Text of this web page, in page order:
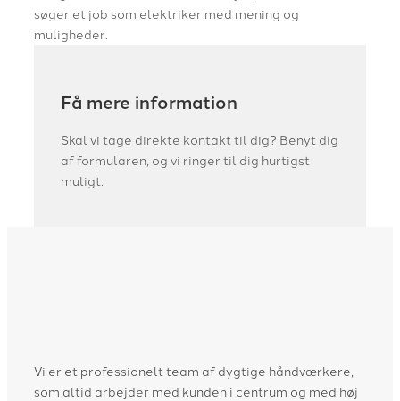
søger et job som elektriker med mening og
muligheder.
Få mere information
Skal vi tage direkte kontakt til dig? Benyt dig
af formularen, og vi ringer til dig hurtigst
muligt.
Vi er et professionelt team af dygtige håndværkere,
som altid arbejder med kunden i centrum og med høj